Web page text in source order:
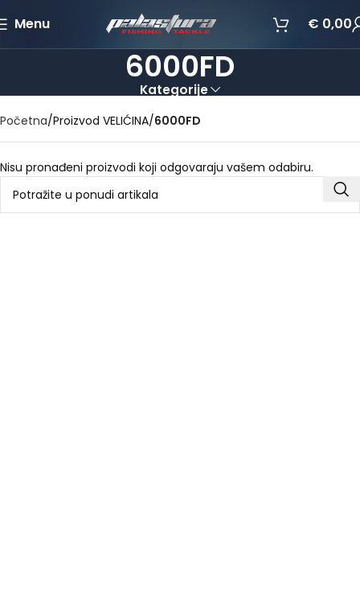
Menu € 0,00
6000FD
Kategorije
Početna Proizvod VELIĆINA 6000FD
Nisu pronađeni proizvodi koji odgovaraju vašem odabiru.